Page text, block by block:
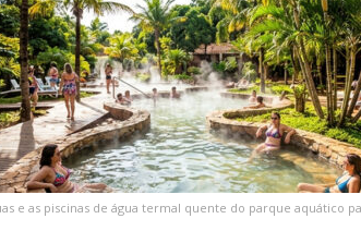
e as piscinas de água termal quente do parque aquático